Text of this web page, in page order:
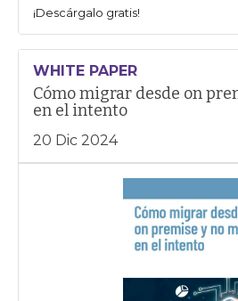
¡Descárgalo gratis!
WHITE PAPER
Cómo migrar desde on
en el intento
20 Dic 2024